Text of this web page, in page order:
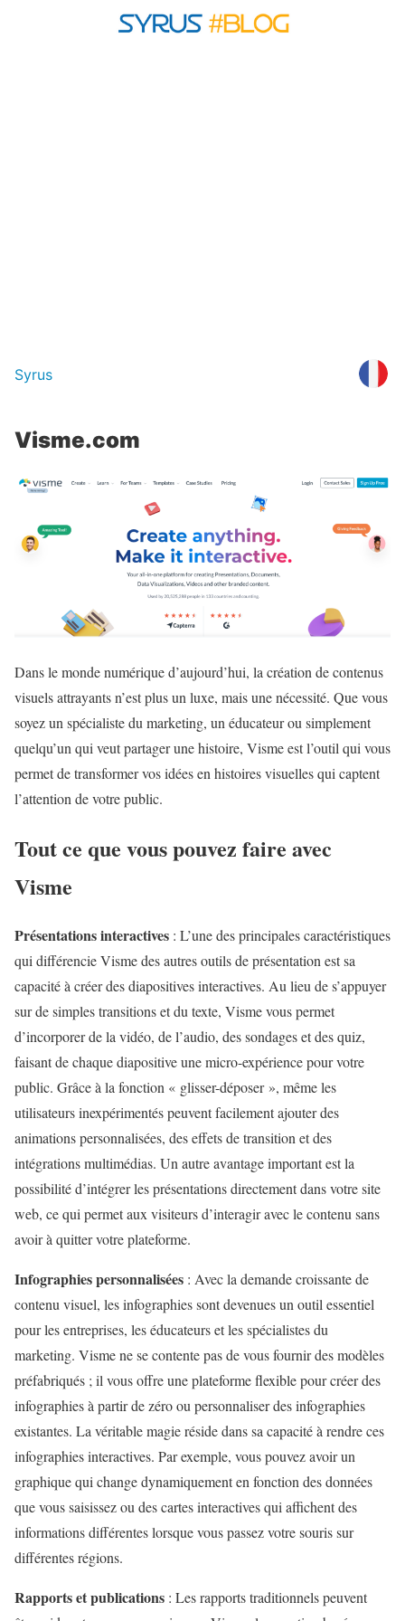
Syrus
Visme.com
Dans le monde numérique d’aujourd’hui, la création de contenus
visuels attrayants n’est plus un luxe, mais une nécessité. Que vous
soyez un spécialiste du marketing, un éducateur ou simplement
quelqu’un qui veut partager une histoire, Visme est l’outil qui vous
permet de transformer vos idées en histoires visuelles qui captent
l’attention de votre public.
Tout ce que vous pouvez faire avec
Visme
Présentations interactives : L’une des principales caractéristiques
qui différencie Visme des autres outils de présentation est sa
capacité à créer des diapositives interactives. Au lieu de s’appuyer
sur de simples transitions et du texte, Visme vous permet
d’incorporer de la vidéo, de l’audio, des sondages et des quiz,
faisant de chaque diapositive une micro-expérience pour votre
public. Grâce à la fonction « glisser-déposer », même les
utilisateurs inexpérimentés peuvent facilement ajouter des
animations personnalisées, des effets de transition et des
intégrations multimédias. Un autre avantage important est la
possibilité d’intégrer les présentations directement dans votre site
web, ce qui permet aux visiteurs d’interagir avec le contenu sans
avoir à quitter votre plateforme.
Infographies personnalisées : Avec la demande croissante de
contenu visuel, les infographies sont devenues un outil essentiel
pour les entreprises, les éducateurs et les spécialistes du
marketing. Visme ne se contente pas de vous fournir des modèles
préfabriqués ; il vous offre une plateforme flexible pour créer des
infographies à partir de zéro ou personnaliser des infographies
existantes. La véritable magie réside dans sa capacité à rendre ces
infographies interactives. Par exemple, vous pouvez avoir un
graphique qui change dynamiquement en fonction des données
que vous saisissez ou des cartes interactives qui affichent des
informations différentes lorsque vous passez votre souris sur
différentes régions.
Rapports et publications : Les rapports traditionnels peuvent